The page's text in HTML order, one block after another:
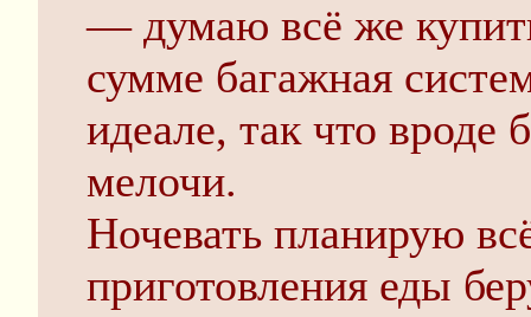
— думаю всё же
сумме багажная
идеале, так что вроде
мелочи.
Ночевать планирую
приготовления еды